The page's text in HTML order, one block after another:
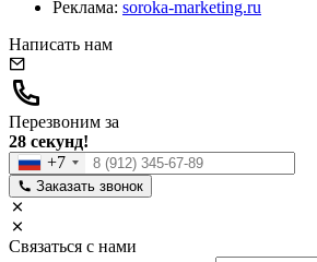
Реклама: soroka-marketing.ru
Написать нам
Перезвоним за
28 секунд!
+7
Заказать звонок
Связаться с нами